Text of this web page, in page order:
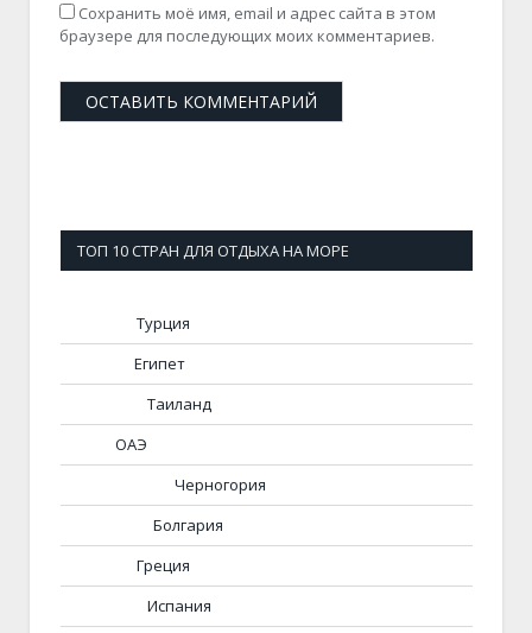
Сохранить моё имя, email и адрес сайта в этом
браузере для последующих моих комментариев.
ТОП 10 СТРАН ДЛЯ ОТДЫХА НА МОРЕ
Турция
Египет
Таиланд
ОАЭ
Черногория
Болгария
Греция
Испания